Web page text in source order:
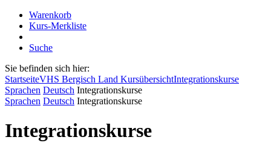
Warenkorb
Kurs-Merkliste
Suche
Sie befinden sich hier:
StartseiteVHS Bergisch Land KursübersichtIntegrationskurse
Sprachen Deutsch Integrationskurse
Sprachen Deutsch Integrationskurse
Integrationskurse